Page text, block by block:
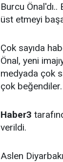
Burcu
üst etmeyi
Çok sayıda
Önal, yeni
medyada çok
çok beğendiler.
Haber3
verildi.
Aslen